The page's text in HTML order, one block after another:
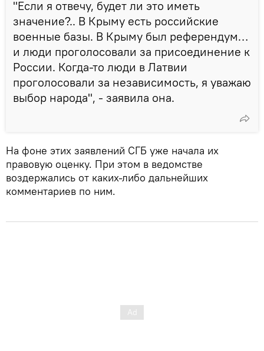
"Если я отвечу, будет ли это иметь
значение?.. В Крыму есть российские
военные базы. В Крыму был референдум…
и люди проголосовали за присоединение к
России. Когда-то люди в Латвии
проголосовали за независимость, я уважаю
выбор народа", - заявила она.
На фоне этих заявлений СГБ уже начала их
правовую оценку. При этом в ведомстве
воздержались от каких-либо дальнейших
комментариев по ним.